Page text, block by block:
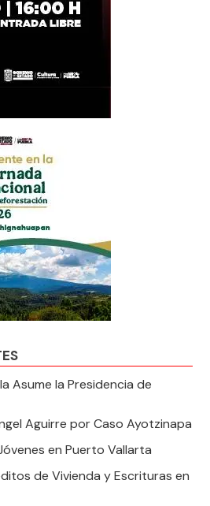
Asume la Presidencia de
Aguirre por Caso Ayotzinapa
en Puerto Vallarta
de Vivienda y Escrituras en